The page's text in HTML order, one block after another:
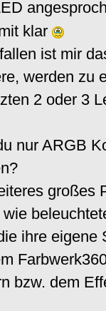
klar
ist mir
werden zu
2 oder 3
nur ARGB
großes
wie
ihre eigene
bzw. dem